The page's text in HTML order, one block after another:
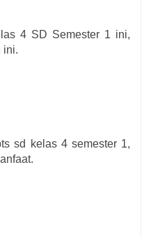
4 SD Semester 1 ini,
ini.
sd kelas 4 semester 1,